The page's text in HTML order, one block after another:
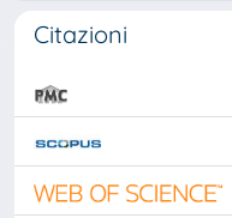
Citazioni